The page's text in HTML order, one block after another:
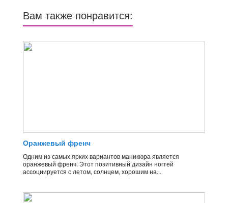
Вам также понравится:
Оранжевый френч
Одним из самых ярких вариантов маникюра является
оранжевый френч. Этот позитивный дизайн ногтей
ассоциируется с летом, солнцем, хорошим на...